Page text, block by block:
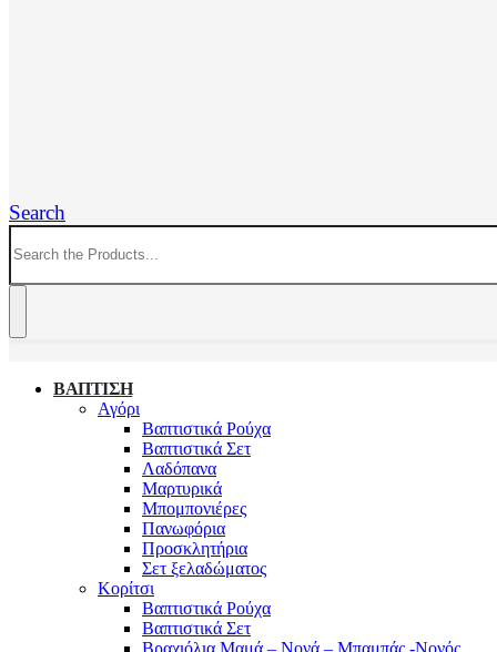
Search
ΒΑΠΤΙΣΗ
Αγόρι
Βαπτιστικά Ρούχα
Βαπτιστικά Σετ
Λαδόπανα
Μαρτυρικά
Μπομπονιέρες
Πανωφόρια
Προσκλητήρια
Σετ ξελαδώματος
Κορίτσι
Βαπτιστικά Ρούχα
Βαπτιστικά Σετ
Βραχιόλια Μαμά – Νονά – Μπαμπάς -Νονός